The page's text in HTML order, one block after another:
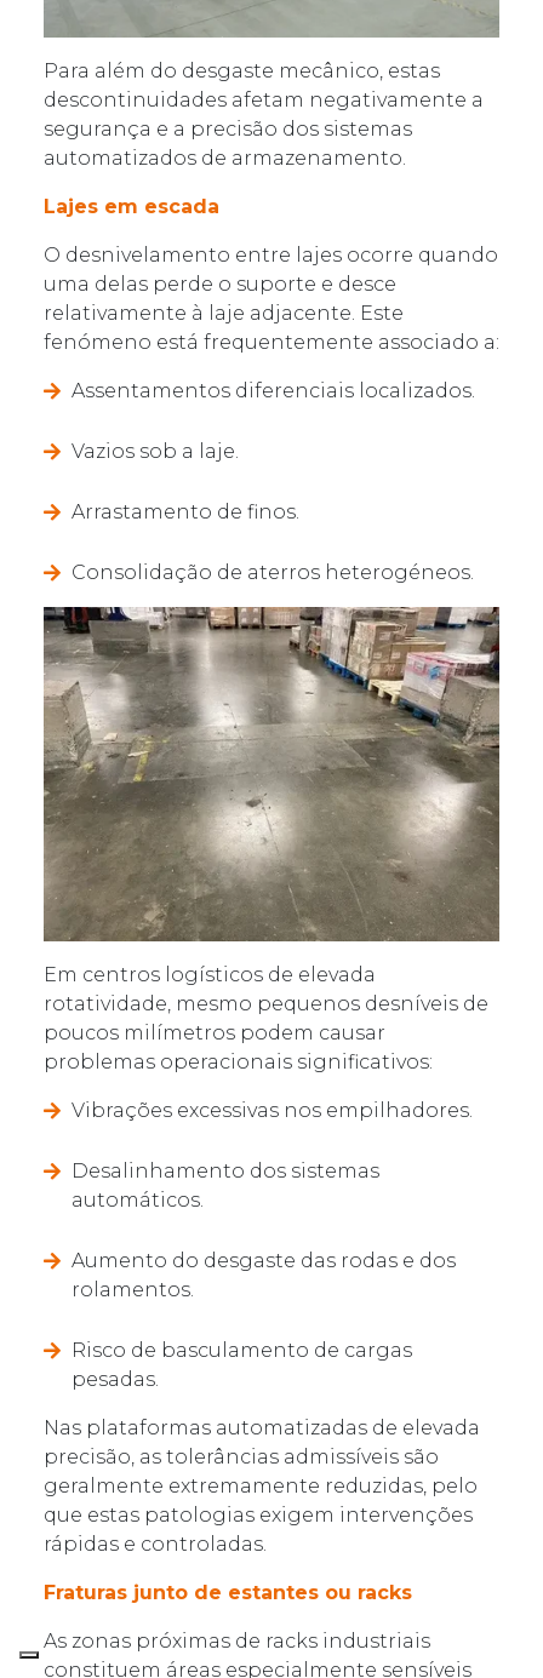
Para além do desgaste mecânico, estas
descontinuidades afetam negativamente a
segurança e a precisão dos sistemas
automatizados de armazenamento.
Lajes em escada
O desnivelamento entre lajes ocorre quando
uma delas perde o suporte e desce
relativamente à laje adjacente. Este
fenómeno está frequentemente associado a:
Assentamentos diferenciais localizados.
Vazios sob a laje.
Arrastamento de finos.
Consolidação de aterros heterogéneos.
Em centros logísticos de elevada
rotatividade, mesmo pequenos desníveis de
poucos milímetros podem causar
problemas operacionais significativos:
Vibrações excessivas nos empilhadores.
Desalinhamento dos sistemas
automáticos.
Aumento do desgaste das rodas e dos
rolamentos.
Risco de basculamento de cargas
pesadas.
Nas plataformas automatizadas de elevada
precisão, as tolerâncias admissíveis são
geralmente extremamente reduzidas, pelo
que estas patologias exigem intervenções
rápidas e controladas.
Fraturas junto de estantes ou racks
As zonas próximas de racks industriais
constituem áreas especialmente sensíveis